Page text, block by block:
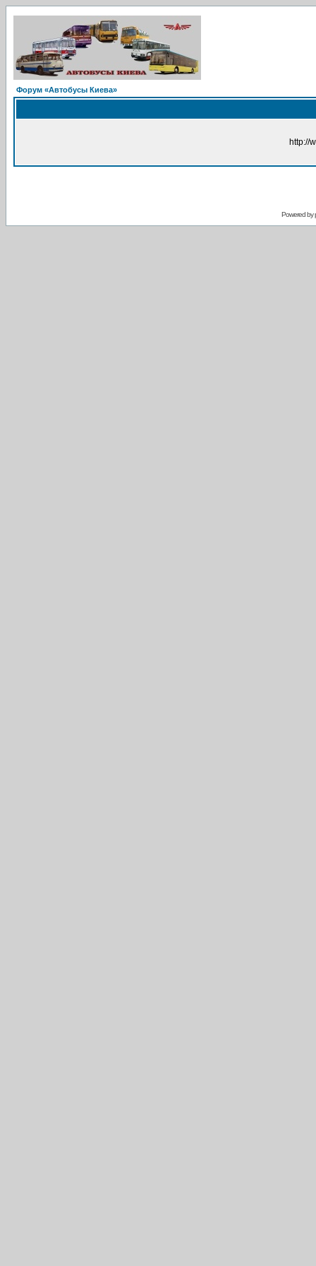
Форум «Автобусы Киева»
http://
Powered by